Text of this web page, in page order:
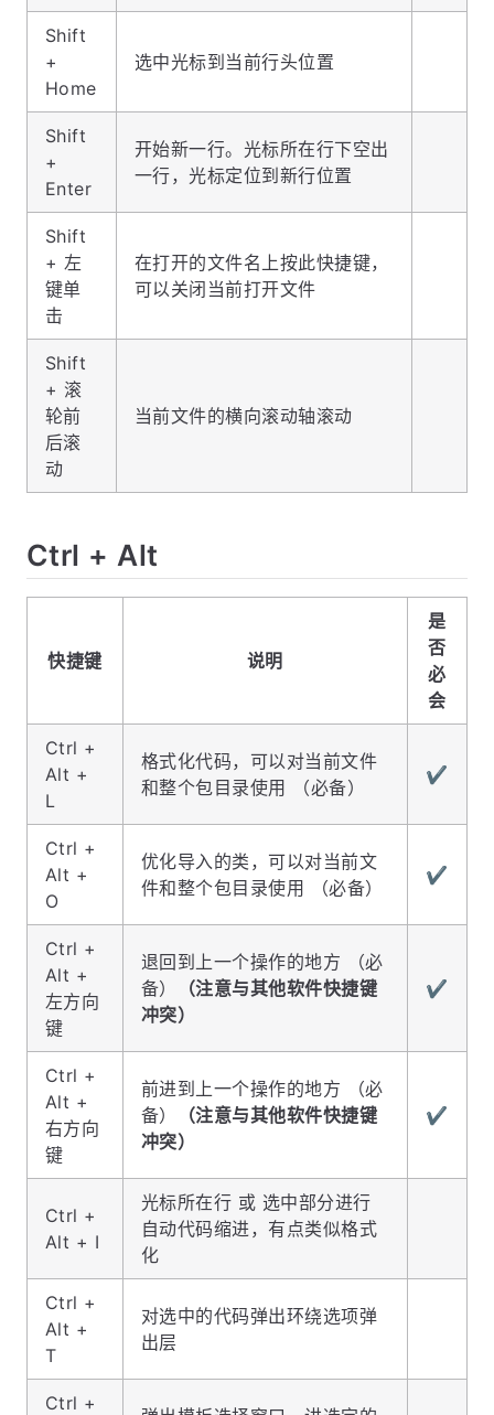
Shift
+
Home
选中光标到当前行头位置
Shift
+
Enter
开始新一行。光标所在行下空出
一行，光标定位到新行位置
Shift
+ 左
键单
击
在打开的文件名上按此快捷键，
可以关闭当前打开文件
Shift
+ 滚
轮前
后滚
动
当前文件的横向滚动轴滚动
Ctrl + Alt
快捷键 说明
是
否
必
会
Ctrl +
Alt +
L
格式化代码，可以对当前文件
和整个包目录使用 （必备）
✔️
Ctrl +
Alt +
O
优化导入的类，可以对当前文
件和整个包目录使用 （必备）
✔️
Ctrl +
Alt +
左方向
键
退回到上一个操作的地方 （必
备）
（注意与其他软件快捷键
冲突）
✔️
Ctrl +
Alt +
右方向
键
前进到上一个操作的地方 （必
备）
（注意与其他软件快捷键
冲突）
✔️
Ctrl +
Alt + I
光标所在行 或 选中部分进行
自动代码缩进，有点类似格式
化
Ctrl +
Alt +
T
对选中的代码弹出环绕选项弹
出层
Ctrl +